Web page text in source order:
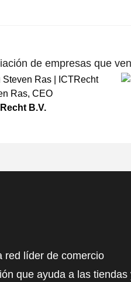
de empresas que
Ras, CEO
B.V.
red líder de comercio
que ayuda a las tiendas